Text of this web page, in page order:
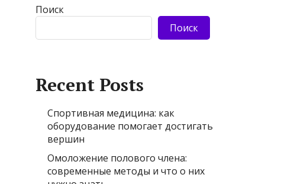
Поиск
Поиск
Recent Posts
Спортивная медицина: как
оборудование помогает достигать
вершин
Омоложение полового члена:
современные методы и что о них